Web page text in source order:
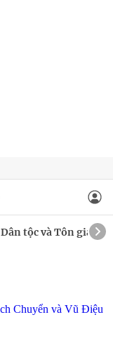
Dân tộc và Tôn giáo